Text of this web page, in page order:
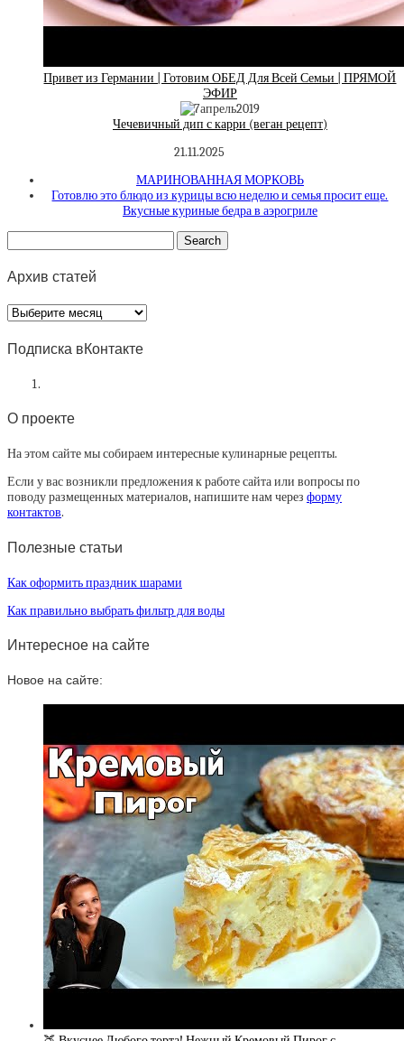
Привет из Германии | Готовим ОБЕД Для Всей Семьи | ПРЯМОЙ
ЭФИР
Чечевичный дип с карри (веган рецепт)
21.11.2025
МАРИНОВАННАЯ МОРКОВЬ
Готовлю это блюдо из курицы всю неделю и семья просит еще.
Вкусные куриные бедра в аэрогриле
Архив статей
Архив
статей
Подписка вКонтакте
О проекте
На этом сайте мы собираем интересные кулинарные рецепты.
Если у вас возникли предложения к работе сайта или вопросы по
поводу размещенных материалов, напишите нам через форму
контактов.
Полезные статьи
Как оформить праздник шарами
Как правильно выбрать фильтр для воды
Интересное на сайте
Новое на сайте: